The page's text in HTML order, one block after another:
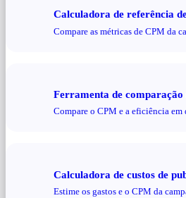
Calculadora de referência
Compare as métricas de CPM da
Ferramenta de comparação
Compare o CPM e a eficiência em
Calculadora de custos de
Estime os gastos e o CPM da